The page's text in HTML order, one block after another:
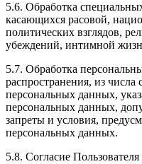
5.6. Обработка
касающихся расовой,
политических взглядов,
убеждений, интимной
5.7. Обработка
распространения, из числа
персональных данных,
персональных данных,
запреты и условия,
персональных данных.
5.8. Согласие